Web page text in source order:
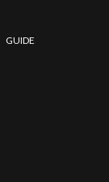
GUIDE